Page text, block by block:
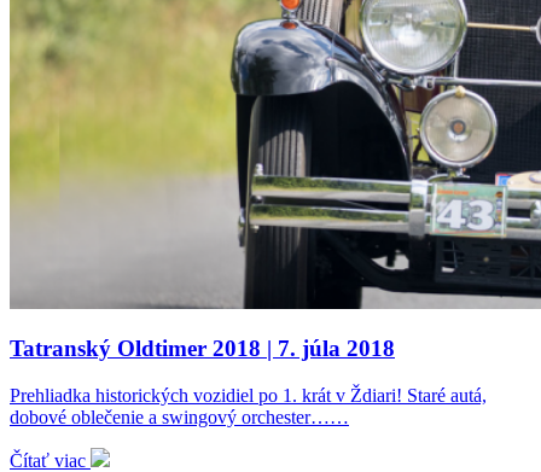
Tatranský Oldtimer 2018 | 7. júla 2018
Prehliadka historických vozidiel po 1. krát v Ždiari! Staré autá,
dobové oblečenie a swingový orchester……
Čítať viac